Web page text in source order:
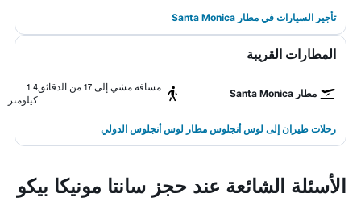
تأجير السيارات في مطار Santa Monica
المطارات القريبة
مطار Santa Monica
مسافة مشي إلى 17 من الدقائق
1.4
كيلومتر
رحلات طيران إلى لوس أنجلوس مطار لوس أنجلوس الدولي
الأسئلة الشائعة عند حجز سانتا مونيكا بيكو